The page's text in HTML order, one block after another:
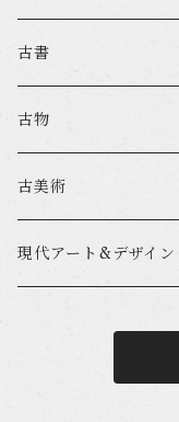
古書
和書
洋書
漢書
古物
古美術
現代アート&デザイン